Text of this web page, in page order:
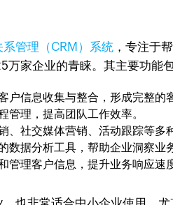
系管理（CRM）系统 ，专注于
家企业的青睐。其主要功能
户信息收集与整合，形成完整的
管理，提高团队工作效率。
、社交媒体营销、活动跟踪等多
数据分析工具，帮助企业洞察业
管理客户信息，提升业务响应速